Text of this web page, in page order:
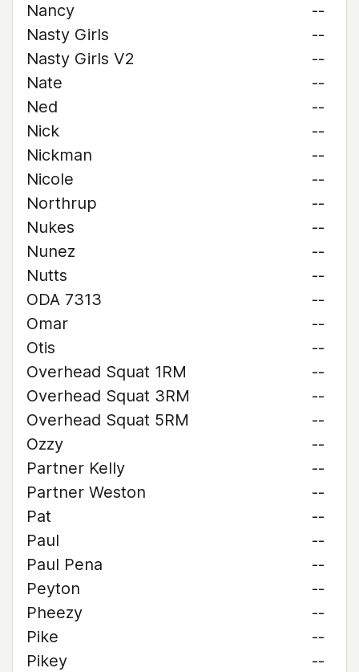
Nancy
--
Nasty Girls
--
Nasty Girls V2
--
Nate
--
Ned
--
Nick
--
Nickman
--
Nicole
--
Northrup
--
Nukes
--
Nunez
--
Nutts
--
ODA 7313
--
Omar
--
Otis
--
Overhead Squat 1RM
--
Overhead Squat 3RM
--
Overhead Squat 5RM
--
Ozzy
--
Partner Kelly
--
Partner Weston
--
Pat
--
Paul
--
Paul Pena
--
Peyton
--
Pheezy
--
Pike
--
Pikey
--